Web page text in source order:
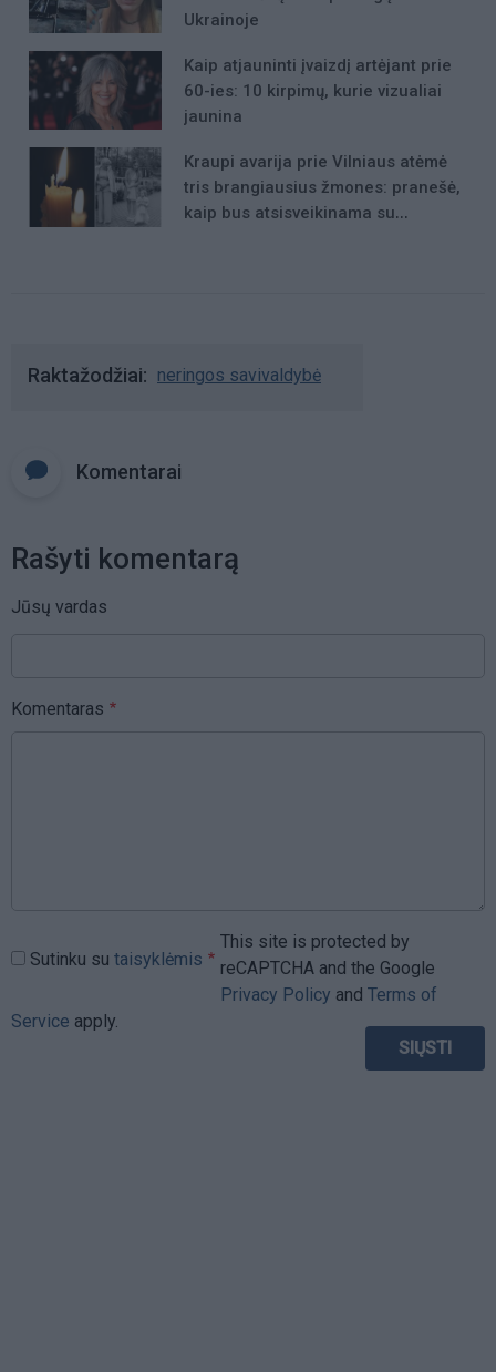
Ukrainoje
Kaip atjauninti įvaizdį artėjant prie
60-ies: 10 kirpimų, kurie vizualiai
jaunina
Kraupi avarija prie Vilniaus atėmė
tris brangiausius žmones: pranešė,
kaip bus atsisveikinama su
Raktažodžiai neringos savivaldybė
Komentarai
Rašyti komentarą
Jūsų vardas
Komentaras
Sutinku su taisyklėmis
This site is protected by
reCAPTCHA and the Google
Privacy Policy and Terms of
Service apply.